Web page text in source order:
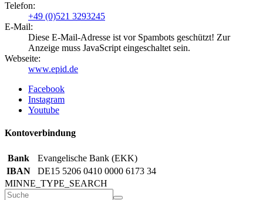
Telefon:
+49 (0)521 3293245
E-Mail:
Diese E-Mail-Adresse ist vor Spambots geschützt! Zur
Anzeige muss JavaScript eingeschaltet sein.
Webseite:
www.epid.de
Facebook
Instagram
Youtube
Kontoverbindung
Bank
Evangelische Bank (EKK)
IBAN
DE15 5206 0410 0000 6173 34
MINNE_TYPE_SEARCH